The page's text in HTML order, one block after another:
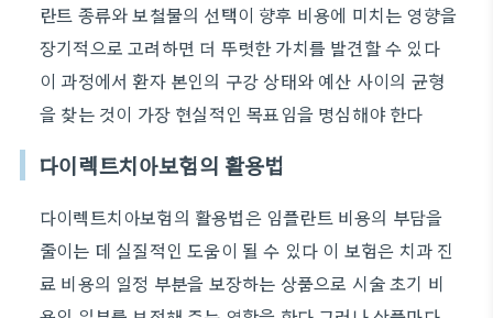
란트 종류와 보철물의 선택이 향후 비용에 미치는 영향을
장기적으로 고려하면 더 뚜렷한 가치를 발견할 수 있다
이 과정에서 환자 본인의 구강 상태와 예산 사이의 균형
을 찾는 것이 가장 현실적인 목표임을 명심해야 한다
다이렉트치아보험의 활용법
다이렉트치아보험의 활용법은 임플란트 비용의 부담을
줄이는 데 실질적인 도움이 될 수 있다 이 보험은 치과 진
료 비용의 일정 부분을 보장하는 상품으로 시술 초기 비